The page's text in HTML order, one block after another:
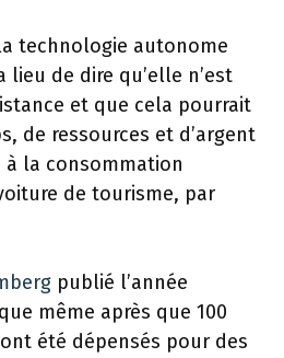
technologie autonome
lieu de dire qu’elle n’est
et que cela pourrait
de ressources et d’argent
la consommation
de tourisme, par
publié l’année
même après que 100
été dépensés pour des